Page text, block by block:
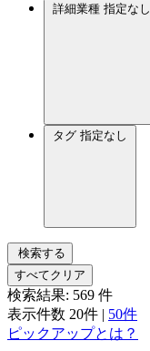
詳細業種 指定なし
タグ 指定なし
検索する
すべてクリア
検索結果: 569 件
表示件数 20件 | 50件
ピックアップとは？